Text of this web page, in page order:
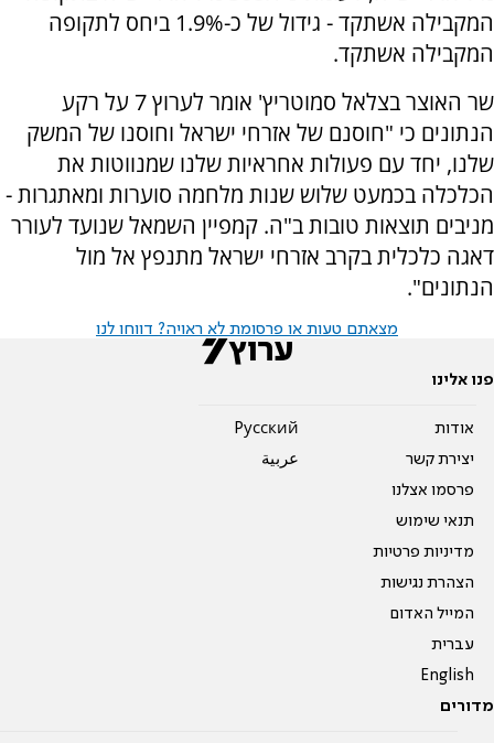
המקבילה אשתקד - גידול של כ-1.9% ביחס לתקופה
המקבילה אשתקד.
שר האוצר בצלאל סמוטריץ' אומר לערוץ 7 על רקע
הנתונים כי "חוסנם של אזרחי ישראל וחוסנו של המשק
שלנו, יחד עם פעולות אחראיות שלנו שמנווטות את
הכלכלה בכמעט שלוש שנות מלחמה סוערות ומאתגרות -
מניבים תוצאות טובות ב"ה. קמפיין השמאל שנועד לעורר
דאגה כלכלית בקרב אזרחי ישראל מתנפץ אל מול
הנתונים".
מצאתם טעות או פרסומת לא ראויה? דווחו לנו
פנו אלינו
אודות
יצירת קשר
פרסמו אצלנו
תנאי שימוש
מדיניות פרטיות
הצהרת נגישות
המייל האדום
עברית
English
Pусский
عربية
מדורים